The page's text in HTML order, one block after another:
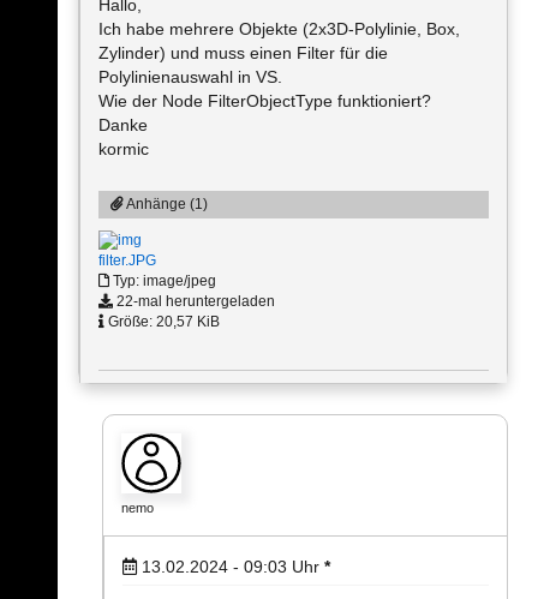
Hallo,
Ich habe mehrere Objekte (2x3D-Polylinie, Box,
Zylinder) und muss einen Filter für die
Polylinienauswahl in VS.
Wie der Node FilterObjectType funktioniert?
Danke
kormic
Anhänge (1)
filter.JPG
Typ: image/jpeg
22-mal heruntergeladen
Größe: 20,57 KiB
nemo
13.02.2024 - 09:03 Uhr *